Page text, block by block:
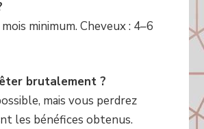
minimum. Cheveux : 4–6
brutalement ?
mais vous perdrez
les bénéfices obtenus.